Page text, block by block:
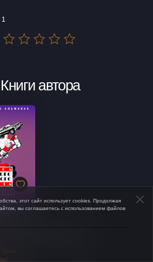
1
Книги автора
№ 6
этот сайт использует cookies. Продолжая
вы соглашаетесь с использованием файлов